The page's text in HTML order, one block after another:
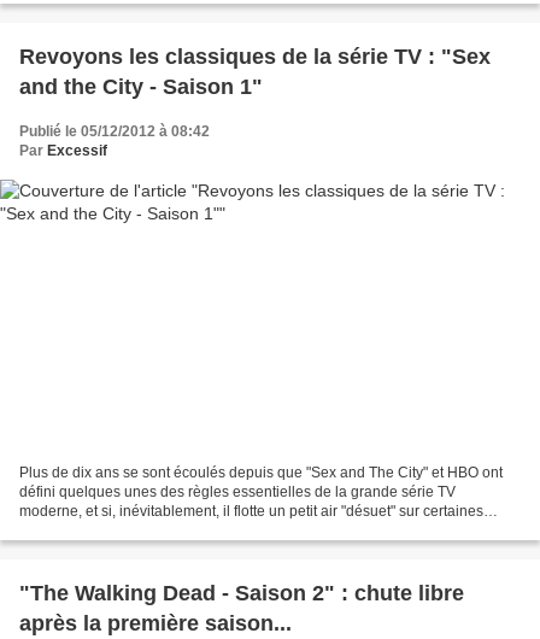
Revoyons les classiques de la série TV : "Sex
and the City - Saison 1"
Publié le 05/12/2012 à 08:42
Par Excessif
Plus de dix ans se sont écoulés depuis que "Sex and The City" et HBO ont
défini quelques unes des règles essentielles de la grande série TV
moderne, et si, inévitablement, il flotte un petit air "désuet" sur certaines
"The Walking Dead - Saison 2" : chute libre
après la première saison...